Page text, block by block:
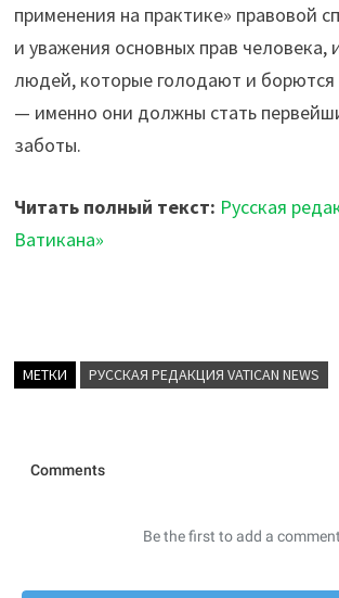
применения на практике» правовой
и уважения основных прав человека,
людей, которые голодают и
— именно они должны стать
заботы.
Читать полный текст: Русская
Ватикана»
МЕТКИ РУССКАЯ РЕДАКЦИЯ VATICAN NEWS